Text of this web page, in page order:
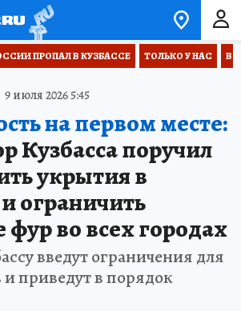
ПРОПАЛ В КУЗБАССЕ ТОЛЬКО У НАС
9 июля 2026 5:45
на первом месте:
Кузбасса поручил
укрытия в
ограничить
во всех городах
введут ограничения для
и приведут в порядок